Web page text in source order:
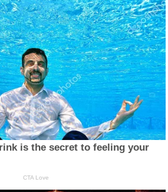
is the secret to feeling your
CTA Love